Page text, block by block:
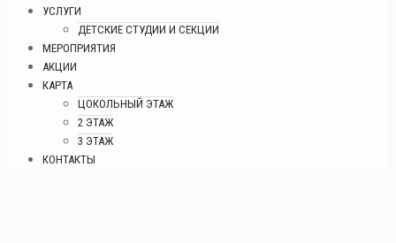
УСЛУГИ
ДЕТСКИЕ СТУДИИ И СЕКЦИИ
МЕРОПРИЯТИЯ
АКЦИИ
КАРТА
ЦОКОЛЬНЫЙ ЭТАЖ
2 ЭТАЖ
3 ЭТАЖ
КОНТАКТЫ